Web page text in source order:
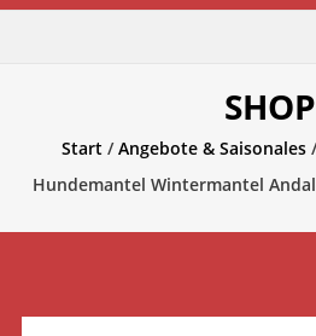
SHOP
Start /Angebote & Saisonales
Hundemantel Wintermantel